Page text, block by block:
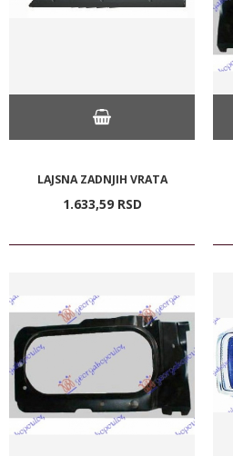
LAJSNA ZADNJIH VRATA
1.633,59 RSD